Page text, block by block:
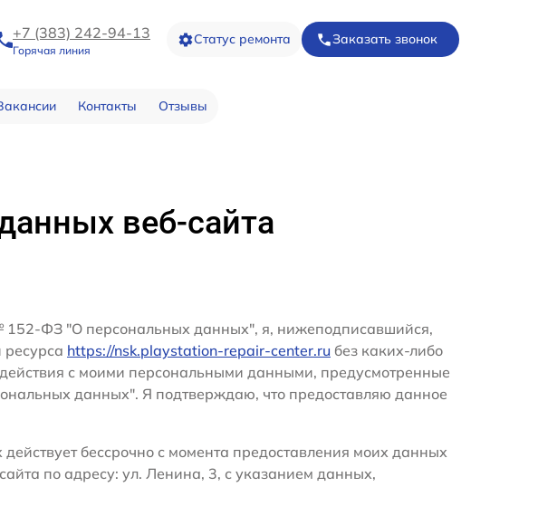
+7 (383) 242-94-13
Горячая линия
Статус ремонта Заказать звонок
Контакты Отзывы
веб-сайта
152-ФЗ "О персональных данных", я, нижеподписавшийся,
https://nsk.playstation-repair-center.ru без каких-либо
с моими персональными данными, предусмотренные
данных". Я подтверждаю, что предоставляю данное
бессрочно с момента предоставления моих данных
по адресу: ул. Ленина, 3, с указанием данных,